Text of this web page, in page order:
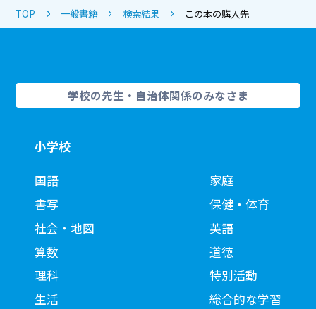
TOP 一般書籍 検索結果 この本の購入先
学校の先生・自治体関係のみなさま
小学校
国語
書写
社会・地図
算数
理科
生活
家庭
保健・体育
英語
道徳
特別活動
総合的な学習